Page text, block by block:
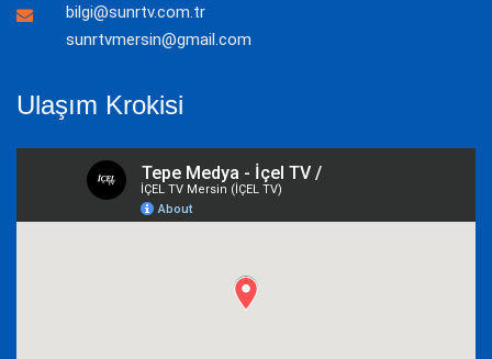
bilgi@sunrtv.com.tr
sunrtvmersin@gmail.com
Ulaşım Krokisi